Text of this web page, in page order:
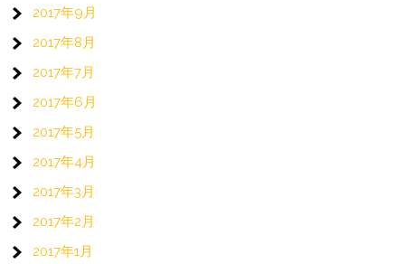
2017年9月
2017年8月
2017年7月
2017年6月
2017年5月
2017年4月
2017年3月
2017年2月
2017年1月